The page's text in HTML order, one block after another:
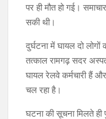
पर ही मौत हो गई।
सकी थी।
दुर्घटना में घायल दो
तत्काल रामगढ़ सदर
घायल रेलवे कर्मचारी हैं
चल रहा है।
घटना की सूचना मिलते ही